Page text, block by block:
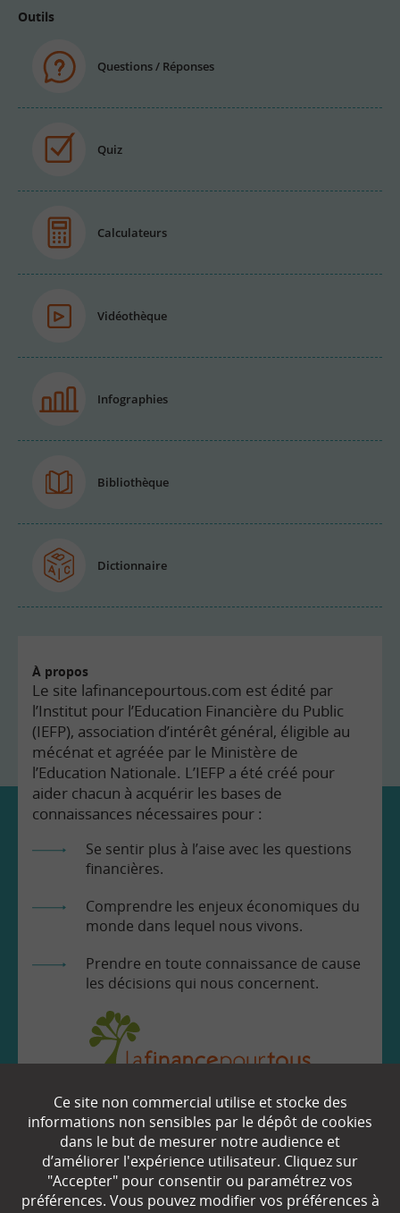
Outils
Questions / Réponses
Quiz
Calculateurs
Vidéothèque
Infographies
Bibliothèque
Dictionnaire
À propos
Le site lafinancepourtous.com est édité par
l’Institut pour l’Education Financière du Public
(IEFP), association d’intérêt général, éligible au
mécénat et agréée par le Ministère de
l’Education Nationale. L’IEFP a été créé pour
aider chacun à acquérir les bases de
connaissances nécessaires pour :
Se sentir plus à l’aise avec les questions
financières.
Comprendre les enjeux économiques du
monde dans lequel nous vivons.
Prendre en toute connaissance de cause
les décisions qui nous concernent.
EN SAVOIR
Qui sommes-nous ?
Ce site non commercial utilise et stocke des
informations non sensibles par le dépôt de cookies
dans le but de mesurer notre audience et
d’améliorer l'expérience utilisateur. Cliquez sur
"Accepter" pour consentir ou paramétrez vos
préférences. Vous pouvez modifier vos préférences à